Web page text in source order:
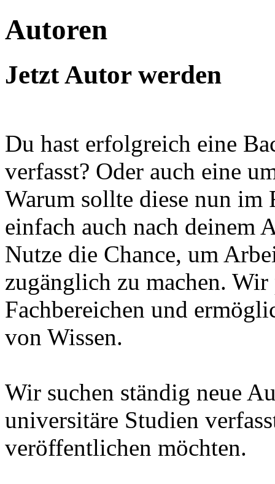
Autoren
Jetzt Autor werden
Du hast erfolgreich eine
verfasst? Oder auch eine
Warum sollte diese nun im
einfach auch nach deinem
Nutze die Chance, um
zugänglich zu machen.
Fachbereichen und
von Wissen.
Wir suchen ständig neue
universitäre Studien
veröffentlichen möchten.